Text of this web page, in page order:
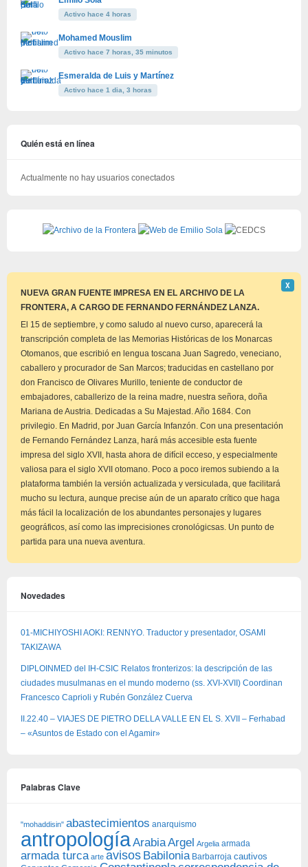
Activo hace 4 horas
Mohamed Mouslim
Activo hace 7 horas, 35 minutos
Esmeralda de Luis y Martínez
Activo hace 1 dia, 3 horas
Quién está en línea
Actualmente no hay usuarios conectados
NUEVA GRAN FUENTE IMPRESA EN EL ARCHIVO DE LA
FRONTERA, A CARGO DE FERNANDO FERNÁNDEZ LANZA.
este
Χ
El 15 de septiembre, y como saludo al nuevo curso, aparecerá la
transcripción completa de las Memorias Históricas de los Monarcas
Otomanos, que escribió en lengua toscana Juan Sagredo, veneciano,
caballero y procurador de San Marcos; traducidas en castellano por
don Francisco de Olivares Murillo, teniente de conductor de
embajadores, caballerizo de la reina madre, nuestra señora, doña
Mariana de Austria. Dedicadas a Su Majestad. Año 1684. Con
privilegio. En Madrid, por Juan García Infanzón. Con una presentación
de Fernando Fernández Lanza, hará más accesible esta fuente
impresa del siglo XVII, hasta ahora de difícil ecceso, y especialmente
valiosa para el siglo XVII otomano. Poco a poco iremos subiendo a la
plataforma también la versión actualizada y versiculada, que facilitará
mucho su lectura, aunque precise aún de un aparato crítico que haga
más fácil la localización de los abundantes personajes y lugares
geográficos, así como las imprecisiones cronológicsas. Un punto de
partida para una nueva aventura.
Novedades
01-MICHIYOSHI AOKI: RENNYO. Traductor y presentador, OSAMI
TAKIZAWA
DIPLOINMED del IH-CSIC Relatos fronterizos: la descripción de las
ciudades musulmanas en el mundo moderno (ss. XVI-XVII) Coordinan
Francesco Caprioli y Rubén González Cuerva
II.22.40 – VIAJES DE PIETRO DELLA VALLE EN EL S. XVII – Ferhabad
– «Asuntos de Estado con el Agamir»
Palabras Clave
"mohaddisin" abastecimientos anarquismo
antropología ArabiaArgel Argelia armada
armada turca arte avisos Babilonia Barbarroja cautivos